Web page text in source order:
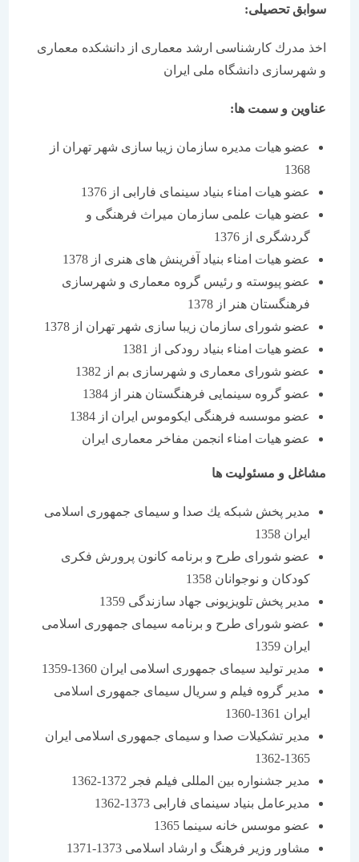
سوابق تحصیلی:
اخذ مدرك كارشناسی ارشد معماری از دانشكده معماری
و شهرسازی دانشگاه ملی ایران
عناوین و سمت ها:
عضو هیات مدیره سازمان زیبا سازی شهر تهران از
عضو هیات امناء بنیاد سینمای فارابی از 1376
عضو هیات علمی سازمان میراث فرهنگی و
گردشگری از 1376
عضو هیات امناء بنیاد آفرینش های هنری از 1378
عضو پیوسته و رئیس گروه معماری و شهرسازی
فرهنگستان هنر از 1378
عضو شورای سازمان زیبا سازی شهر تهران از 1378
عضو هیات امناء بنیاد رودكی از 1381
عضو شورای معماری و شهرسازی بم از 1382
عضو گروه سینمایی فرهنگستان هنر از 1384
عضو موسسه فرهنگی ایكوموس ایران از 1384
عضو هیات امناء انجمن مفاخر معماری ایران
مشاغل و مسئولیت ها
مدیر پخش شبكه یك صدا و سیمای جمهوری اسلامی
عضو شورای طرح و برنامه كانون پرورش فكری
كودكان و نوجوانان 1358
مدیر پخش تلویزیونی جهاد سازندگی 1359
عضو شورای طرح و برنامه سیمای جمهوری اسلامی
مدیر تولید سیمای جمهوری اسلامی ایران 1360-1359
مدیر گروه فیلم و سریال سیمای جمهوری اسلامی
مدیر تشكیلات صدا و سیمای جمهوری اسلامی ایران
مدیر جشنواره بین المللی فیلم فجر 1372-1362
مدیرعامل بنیاد سینمای فارابی 1373-1362
عضو موسس خانه سینما 1365
مشاور وزیر فرهنگ و ارشاد اسلامی 1373-1371